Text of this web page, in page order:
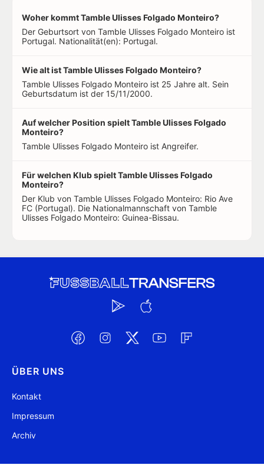
Woher kommt Tamble Ulisses Folgado Monteiro?
Der Geburtsort von Tamble Ulisses Folgado Monteiro ist
Portugal. Nationalität(en): Portugal.
Wie alt ist Tamble Ulisses Folgado Monteiro?
Tamble Ulisses Folgado Monteiro ist 25 Jahre alt. Sein
Geburtsdatum ist der 15/11/2000.
Auf welcher Position spielt Tamble Ulisses Folgado
Monteiro?
Tamble Ulisses Folgado Monteiro ist Angreifer.
Für welchen Klub spielt Tamble Ulisses Folgado
Monteiro?
Der Klub von Tamble Ulisses Folgado Monteiro: Rio Ave
FC (Portugal). Die Nationalmannschaft von Tamble
Ulisses Folgado Monteiro: Guinea-Bissau.
ÜBER UNS
Kontakt
Impressum
Archiv